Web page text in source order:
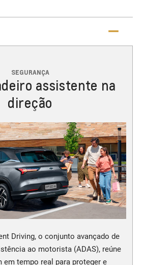
SEGURANÇA
assistente na
direção
Driving, o conjunto avançado de
ao motorista (ADAS), reúne
em tempo real para proteger e